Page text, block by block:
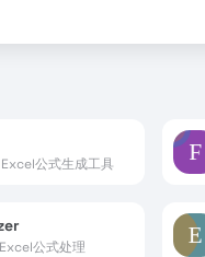
公式生成工具
公式处理